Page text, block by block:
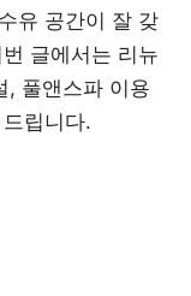
유 공간이 잘 갖
글에서는 리뉴
, 풀앤스파 이용
립니다.